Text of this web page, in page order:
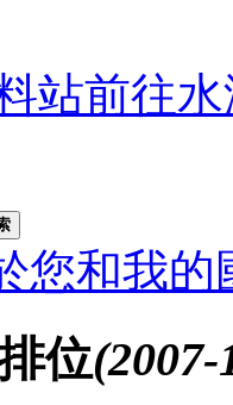
站前往
您和我的
位(2007-